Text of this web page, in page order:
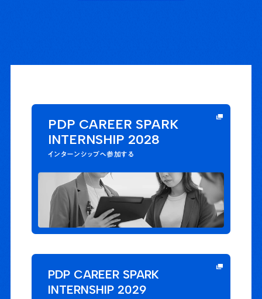
PDP CAREER SPARK
INTERNSHIP 2028
インターンシップへ参加する
PDP CAREER SPARK
INTERNSHIP 2029